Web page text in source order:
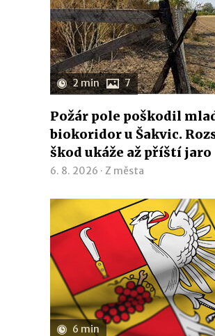
2 min 7
Požár pole poškodil
biokoridor u Šakvic.
škod ukáže až příští jaro
6. 8. 2026 · Z města
6 min